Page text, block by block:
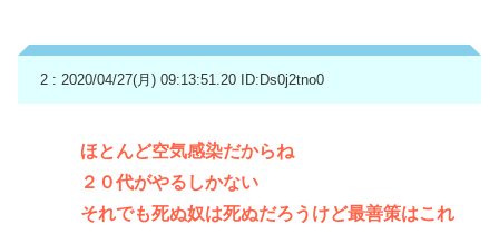
2 : 2020/04/27(月) 09:13:51.20 ID:Ds0j2tno0
ほとんど空気感染だからね
２０代がやるしかない
それでも死ぬ奴は死ぬだろうけど最善策はこれ